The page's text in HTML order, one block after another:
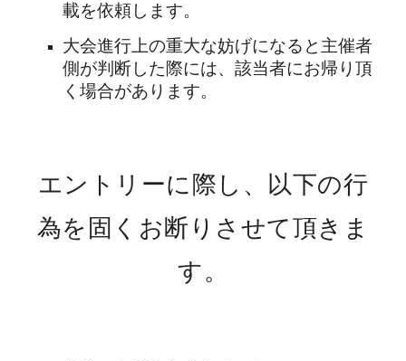
載を依頼します。
大会進行上の重大な妨げになると主催者
側が判断した際には、該当者にお帰り頂
く場合があります。
エントリーに際し、以下の行
為を固くお断りさせて頂きま
す。